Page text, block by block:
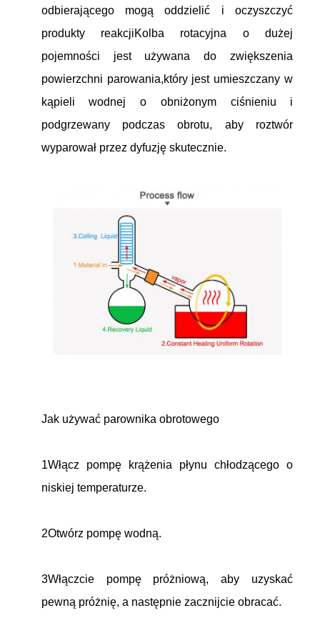
odbierającego mogą oddzielić i oczyszczyć
produkty reakcjiKolba rotacyjna o dużej
pojemności jest używana do zwiększenia
powierzchni parowania,który jest umieszczany w
kąpieli wodnej o obniżonym ciśnieniu i
podgrzewany podczas obrotu, aby roztwór
wyparował przez dyfuzję skutecznie.
Jak używać parownika obrotowego
1Włącz pompę krążenia płynu chłodzącego o
niskiej temperaturze.
2Otwórz pompę wodną.
3Włączcie pompę próżniową, aby uzyskać
pewną próżnię, a następnie zacznijcie obracać.